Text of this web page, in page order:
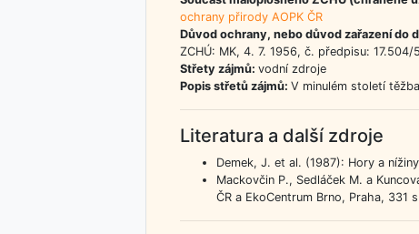
ochrany přirody AOPK ČR
Důvod ochrany, nebo důvod zařazení do
ZCHÚ: MK, 4. 7. 1956, č. předpisu:
Střety zájmů: vodní zdroje
Popis střetů zájmů: V minulém století
Literatura a další zdroje
Demek, J. et al. (1987): Hory a
Mackovčin P., Sedláček M. a
ČR a EkoCentrum Brno, Praha, 331